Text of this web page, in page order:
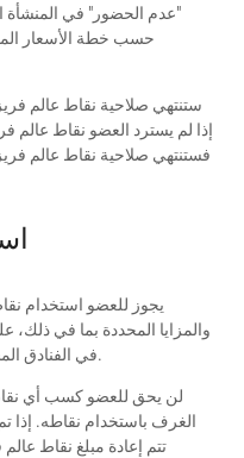
حسب خطة الأسعار
فستنتهي صلاحية نقاط عالم
يجوز للعضو استخدام
والمزايا المحددة بما في ذلك،
في الفنادق المشاركة والخدمات والسلع الأخرى.
لن يحق للعضو كسب أي
الغرف باستخدام نقاطه. إذا
تتم إعادة مبلغ نقاط